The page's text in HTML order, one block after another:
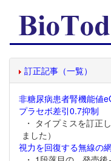
訂正記事（一覧）
非糖尿病患者腎機能値
プラセボ差引0.7抑制
・ タイプミスを訂正
ました）
視力を回復する無線の